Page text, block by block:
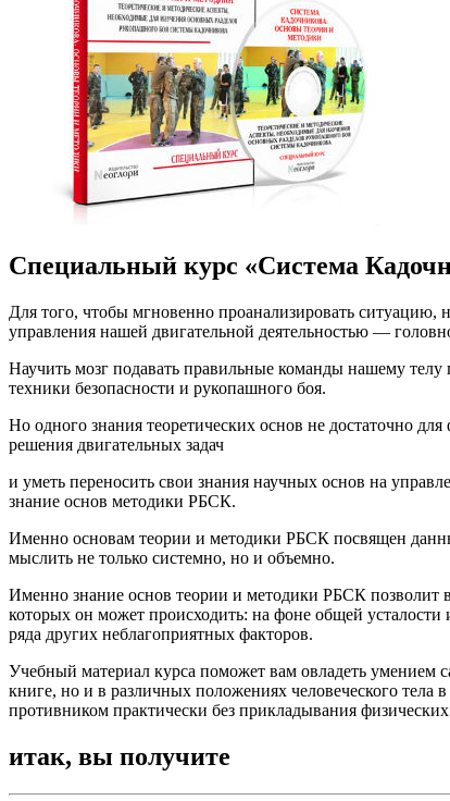
Специальный курс «Система
Для того, чтобы мгновенно проанализировать
управления нашей двигательной деятельностью —
Научить мозг подавать правильные команды нашему
техники безопасности и рукопашного боя.
Но одного знания теоретических основ не достаточно
решения двигательных задач
и уметь переносить свои знания научных основ на
знание основ методики РБСК.
Именно основам теории и методики РБСК посвящен
мыслить не только системно, но и объемно.
Именно знание основ теории и методики РБСК позволит
которых он может происходить: на фоне общей
ряда других неблагоприятных факторов.
Учебный материал курса поможет вам овладеть умением
книге, но и в различных положениях человеческого тела
противником практически без прикладывания
итак, вы получите